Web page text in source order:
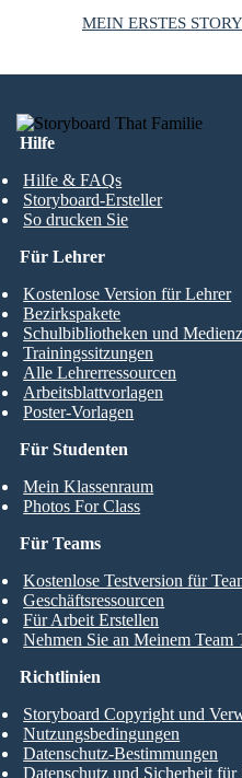
MEIN ERSTES
Hilfe
Hilfe & FAQs
Storyboard-Ersteller
So drucken Sie
Für Studenten
Mein Klassenraum
Photos For Class
Für Lehrer
Kostenlose Version für Lehrer
Bezirkspakete
Schulbibliotheken und
Trainingssitzungen
Alle Lehrerressourcen
Arbeitsblattvorlagen
Poster-Vorlagen
Für Teams
Kostenlose Testversion für
Geschäftsressourcen
Für Arbeit Erstellen
Nehmen Sie an Meinem Team
Richtlinien
Storyboard Copyright und
Nutzungsbedingungen
Datenschutz-Bestimmungen
Datenschutz und Sicherheit